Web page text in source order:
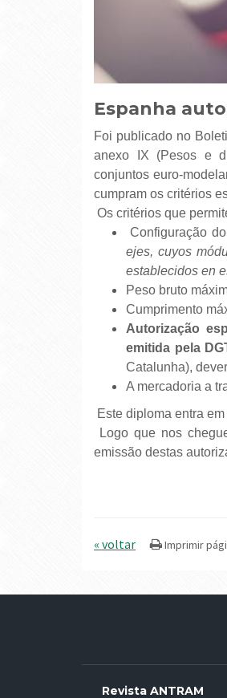
Espanha
Foi publicado no
anexo IX (Pesos e
conjuntos euro-
cumpram os critérios
Os critérios que
Configuração
ejes, cuyos
establecidos en
Peso bruto
Cumprimento
Autorização
emitida pela
Catalunha),
A mercadoria a
Este diploma entra
Logo que nos
emissão destas
« voltar
Revista ANTRAM